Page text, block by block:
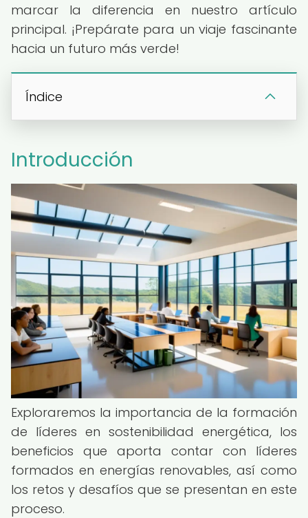
marcar la diferencia en nuestro artículo
principal. ¡Prepárate para un viaje fascinante
hacia un futuro más verde!
Índice
Introducción
Exploraremos la importancia de la formación
de líderes en sostenibilidad energética, los
beneficios que aporta contar con líderes
formados en energías renovables, así como
los retos y desafíos que se presentan en este
proceso.